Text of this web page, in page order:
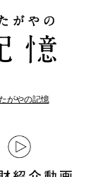
がやの記憶